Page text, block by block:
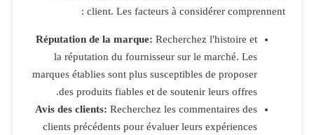
Réputation
marques
Avis des